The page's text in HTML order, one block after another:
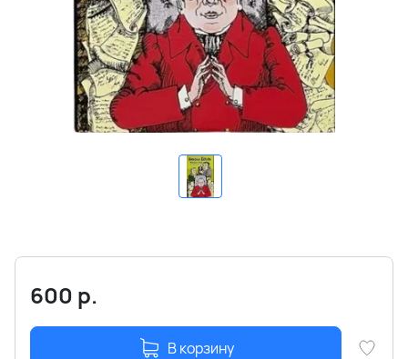
600 р.
В корзину